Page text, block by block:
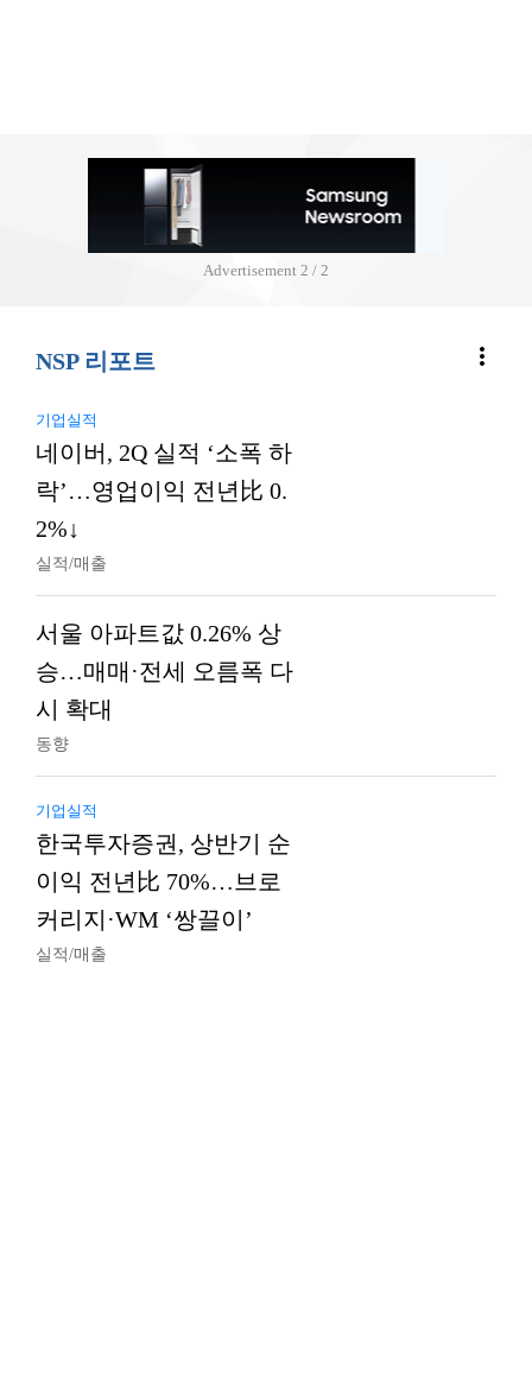
Advertisement 2 / 2
NSP 리포트 more_vert
기업실적
네이버, 2Q 실적 ‘소폭 하
락’…영업이익 전년比 0.
2%↓
실적/매출
서울 아파트값 0.26% 상
승…매매·전세 오름폭 다
시 확대
동향
기업실적
한국투자증권, 상반기 순
이익 전년比 70%…브로
커리지·WM ‘쌍끌이’
실적/매출